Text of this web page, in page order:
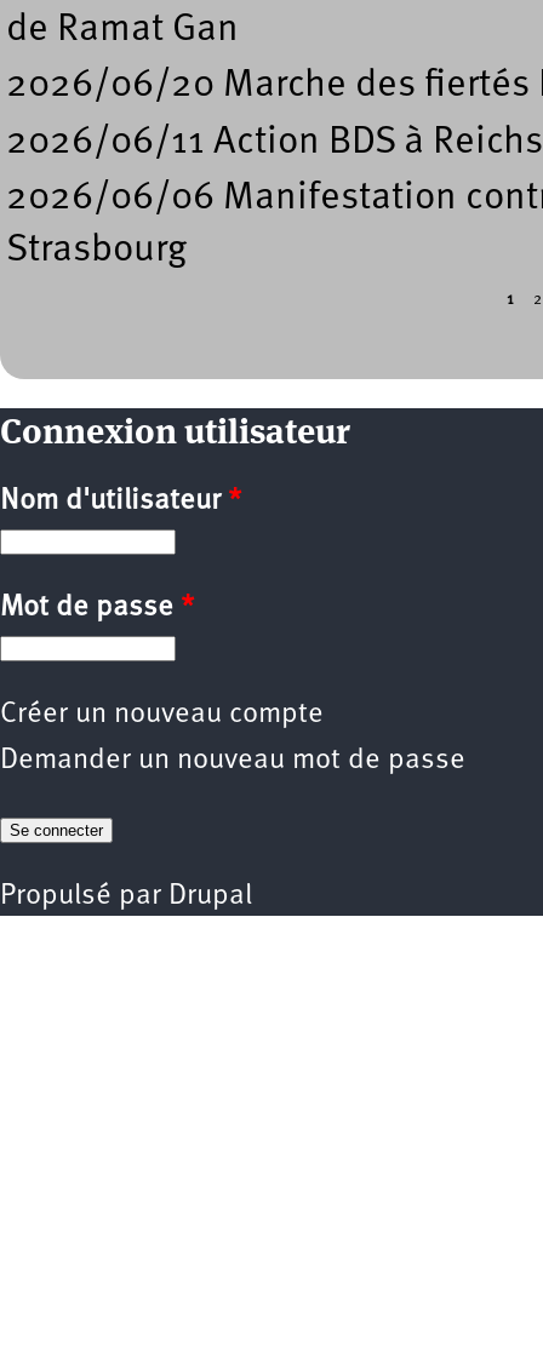
de Ramat Gan
2026/06/20 Marche des fiertés
2026/06/11 Action BDS à
2026/06/06 Manifestation
Strasbourg
1 2
Connexion utilisateur
Nom d'utilisateur *
Mot de passe *
Créer un nouveau compte
Demander un nouveau mot de passe
Propulsé par Drupal